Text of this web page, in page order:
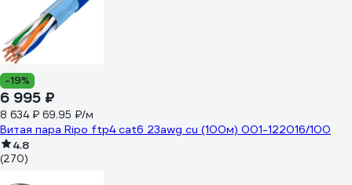
-19%
6 995 ₽
8 634 ₽ 69.95 ₽/м
Витая пара Ripo ftp4 cat6 23awg cu (100м) 001-122016/100
4.8
(270)